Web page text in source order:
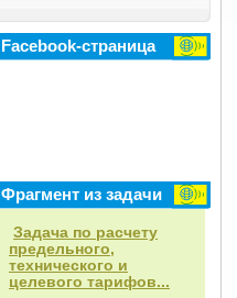
Facebook-страница
Фрагмент из задачи
Задача по расчету
предельного,
технического и
целевого тарифов...